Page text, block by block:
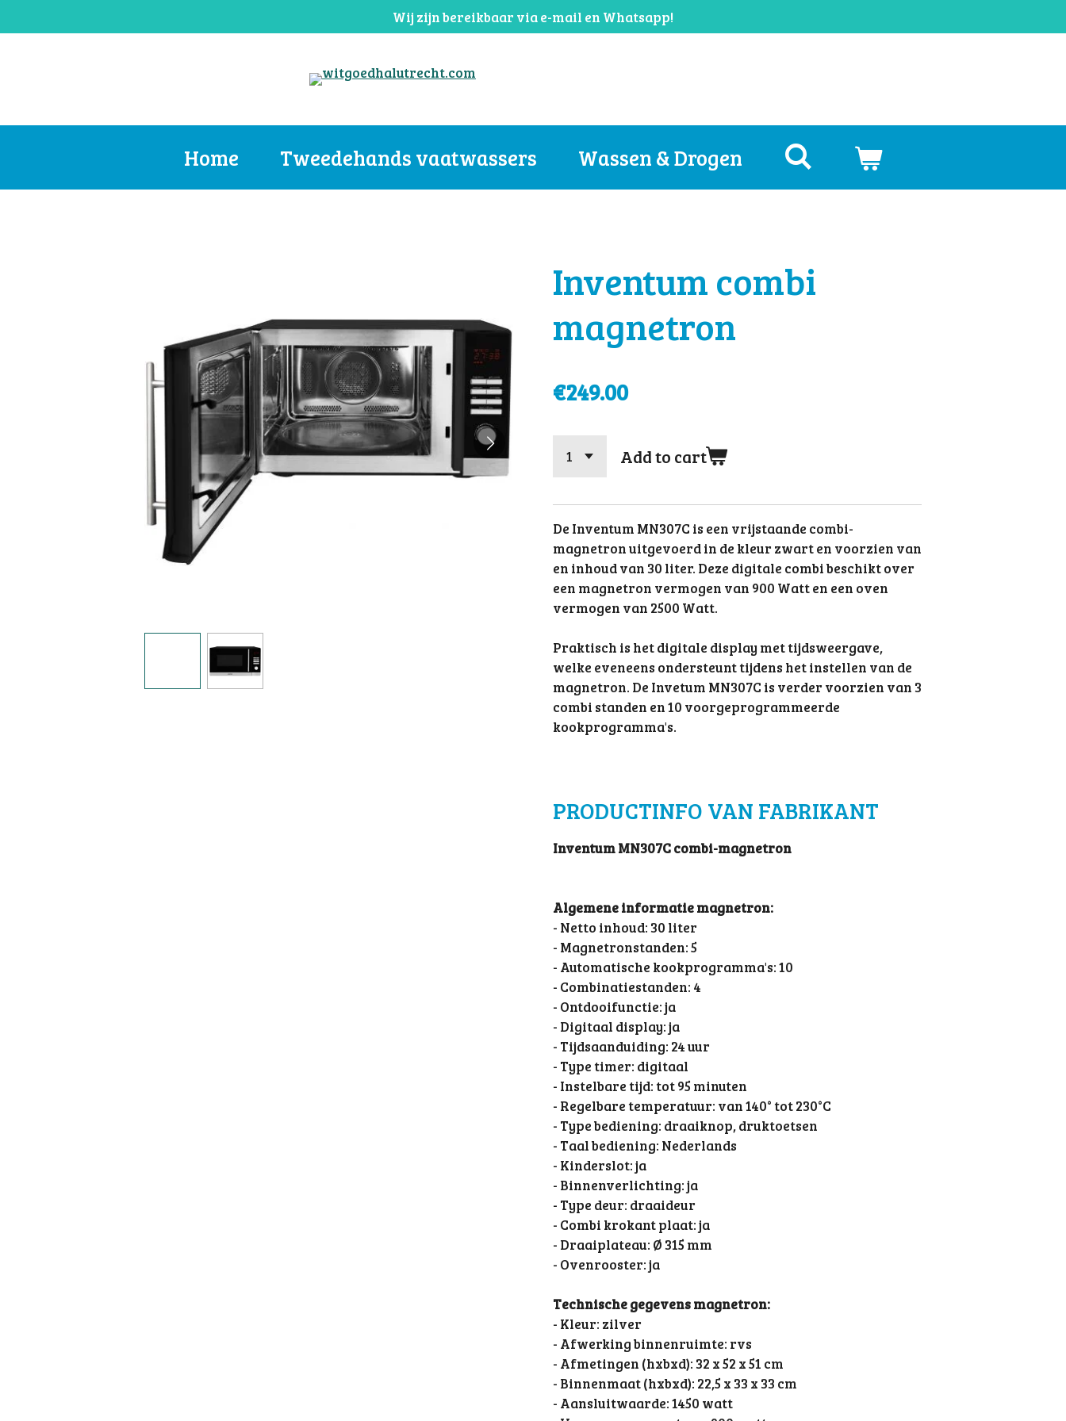
to
Wij zijn bereikbaar via e-mail en Whatsapp!
Home Tweedehands vaatwassers Wassen & Drogen
Inventum combi
magnetron
€249.00
Add to cart
De Inventum MN307C is een vrijstaande combi-
magnetron uitgevoerd in de kleur zwart en voorzien van
en inhoud van 30 liter. Deze digitale combi beschikt over
een magnetron vermogen van 900 Watt en een oven
vermogen van 2500 Watt.
Praktisch is het digitale display met tijdsweergave,
welke eveneens ondersteunt tijdens het instellen van de
magnetron. De Invetum MN307C is verder voorzien van 3
combi standen en 10 voorgeprogrammeerde
kookprogramma's.
PRODUCTINFO VAN FABRIKANT
Inventum MN307C combi-magnetron
Algemene informatie magnetron:
- Netto inhoud: 30 liter
- Magnetronstanden: 5
- Automatische kookprogramma's: 10
- Combinatiestanden: 4
- Ontdooifunctie: ja
- Digitaal display: ja
- Tijdsaanduiding: 24 uur
- Type timer: digitaal
- Instelbare tijd: tot 95 minuten
- Regelbare temperatuur: van 140° tot 230°C
- Type bediening: draaiknop, druktoetsen
- Taal bediening: Nederlands
- Kinderslot: ja
- Binnenverlichting: ja
- Type deur: draaideur
- Combi krokant plaat: ja
- Draaiplateau: Ø 315 mm
- Ovenrooster: ja
Technische gegevens magnetron:
- Kleur: zilver
- Afwerking binnenruimte: rvs
- Afmetingen (hxbxd): 32 x 52 x 51 cm
- Binnenmaat (hxbxd): 22,5 x 33 x 33 cm
- Aansluitwaarde: 1450 watt